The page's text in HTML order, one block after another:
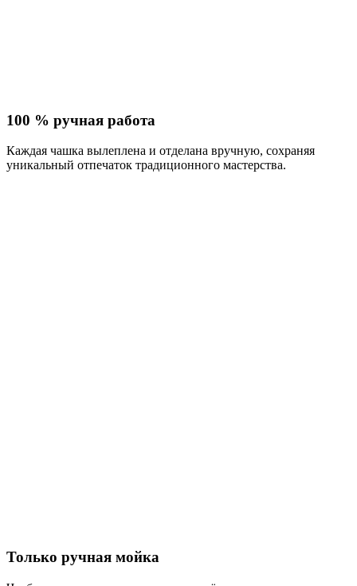
100 % ручная работа
Каждая чашка вылеплена и отделана вручную, сохраняя
уникальный отпечаток традиционного мастерства.
Только ручная мойка